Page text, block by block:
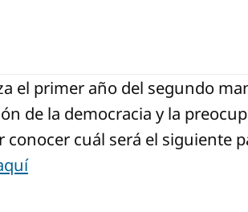
el primer año del segundo
de la democracia y la
cuál será el siguiente